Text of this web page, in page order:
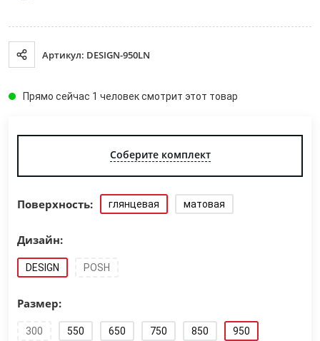
Артикул: DESIGN-950LN
Прямо сейчас 1 человек смотрит этот товар
Соберите комплект
Поверхность: глянцевая матовая
Дизайн:
DESIGN POSH
Размер:
300 550 650 750 850 950